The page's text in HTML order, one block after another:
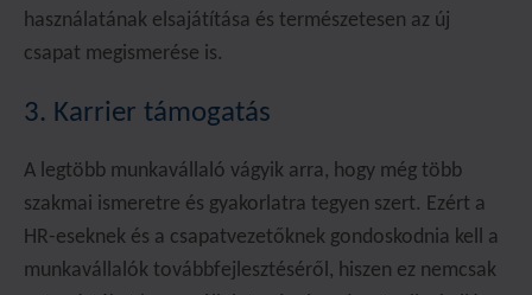
használatának elsajátítása és természetesen az új
csapat megismerése is.
3. Karrier támogatás
A legtöbb munkavállaló vágyik arra, hogy még több
szakmai ismeretre és gyakorlatra tegyen szert. Ezért a
HR-eseknek és a csapatvezetőknek gondoskodnia kell a
munkavállalók továbbfejlesztéséről, hiszen ez nemcsak